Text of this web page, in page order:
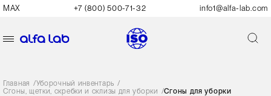
MAX +7 (800) 500-71-32 info1@alfa-lab.com
Главная /Уборочный инвентарь /
Сгоны, щетки, скребки и склизы для уборки /Сгоны для уборки